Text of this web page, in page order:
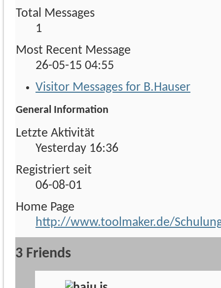
Total Messages
1
Most Recent Message
26-05-15 04:55
Visitor Messages for B.Hauser
General Information
Letzte Aktivität
Yesterday 16:36
Registriert seit
06-08-01
Home Page
http://www.toolmaker.de/
3 Friends